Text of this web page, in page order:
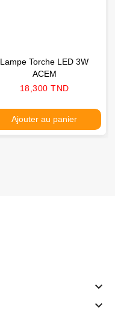
Lampe Torche LED 3W
ACEM
Prix
18,300 TND
Ajouter au panier

